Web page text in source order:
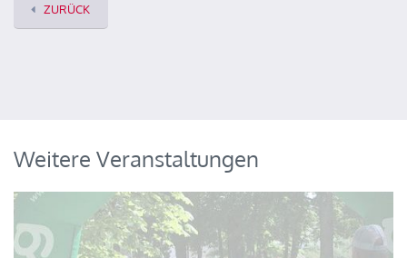
ZURÜCK
Weitere Veranstaltungen